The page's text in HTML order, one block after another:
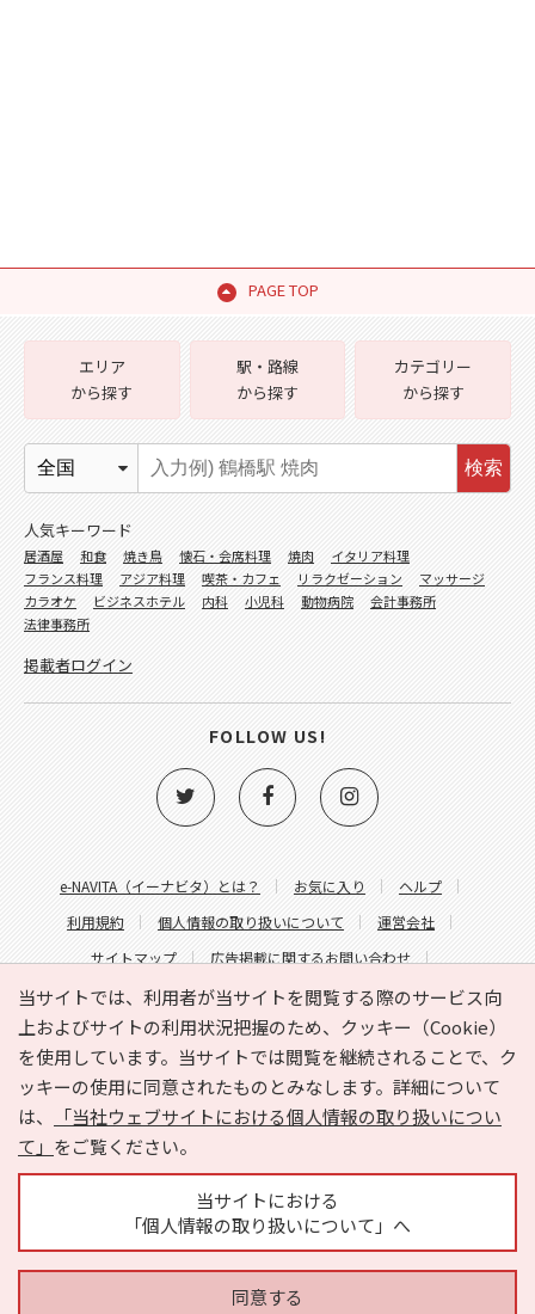
PAGE TOP
当サイトでは、利用者が当サイトを閲覧する際のサービス向
上およびサイトの利用状況把握のため、クッキー（Cookie）
を使用しています。当サイトでは閲覧を継続されることで、ク
ッキーの使用に同意されたものとみなします。詳細について
は、
「当社ウェブサイトにおける個人情報の取り扱いについ
て」 をご覧ください。
当サイトにおける
「個人情報の取り扱いについて」へ
同意する
e-NAVITA（イーナビタ）とは？ お気に入り
ヘルプ
利用規約
個人情報の取り扱いについて
運営会社
サイトマップ
広告掲載に関するお問い合わせ
サイトの内容に関するお問い合わせ
エリア
から探す
駅・路線
から探す
カテゴリー
から探す
検索
人気キーワード
居酒屋 和食 焼き鳥 懐石・会席料理 焼肉
イタリア料理
フランス料理
アジア料理 喫茶・カフェ リラクゼーション
マッサージ
カラオケ
ビジネスホテル 内科 小児科 動物病院
会計事務所
法律事務所
掲載者ログイン
FOLLOW US!
Copyright © HYOJITO.Co.,Ltd. All Rights Reserved.